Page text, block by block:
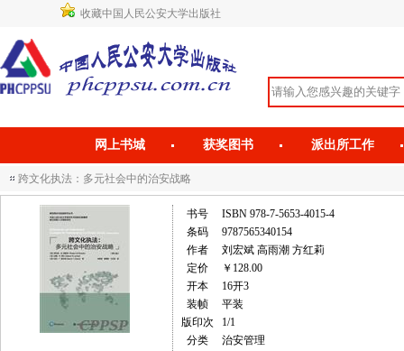
收藏中国人民公安大学出版社
网上书城 获奖图书 派出所工作
跨文化执法：多元社会中的治安战略
书号
ISBN 978-7-5653-4015-4
条码
9787565340154
作者
刘宏斌 高雨潮 方红莉
定价
￥128.00
开本
16开3
装帧
平装
版印次
1/1
分类
治安管理